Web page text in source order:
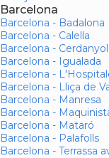
Barcelona
Barcelona - Badalona
Barcelona - Calella
Barcelona -
Barcelona - Igualada
Barcelona -
Barcelona - Lliça de
Barcelona - Manresa
Barcelona -
Barcelona - Mataró
Barcelona - Palafolls
Barcelona - Terrassa